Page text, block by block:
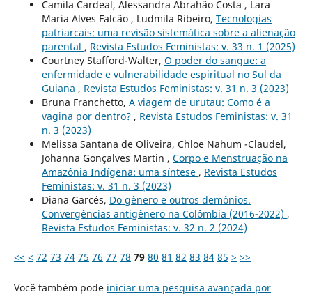
Camila Cardeal, Alessandra Abrahão Costa , Lara
Maria Alves Falcão , Ludmila Ribeiro, Tecnologias
patriarcais: uma revisão sistemática sobre a alienação
parental , Revista Estudos Feministas: v. 33 n. 1 (2025)
Courtney Stafford-Walter, O poder do sangue: a
enfermidade e vulnerabilidade espiritual no Sul da
Guiana , Revista Estudos Feministas: v. 31 n. 3 (2023)
Bruna Franchetto, A viagem de urutau: Como é a
vagina por dentro? , Revista Estudos Feministas: v. 31
n. 3 (2023)
Melissa Santana de Oliveira, Chloe Nahum -Claudel,
Johanna Gonçalves Martin , Corpo e Menstruação na
Amazônia Indígena: uma síntese , Revista Estudos
Feministas: v. 31 n. 3 (2023)
Diana Garcés, Do gênero e outros demônios.
Convergências antigênero na Colômbia (2016-2022) ,
Revista Estudos Feministas: v. 32 n. 2 (2024)
<< < 72 73 74 75 76 77 78 79 80 81 82 83 84 85 > >>
Você também pode iniciar uma pesquisa avançada por